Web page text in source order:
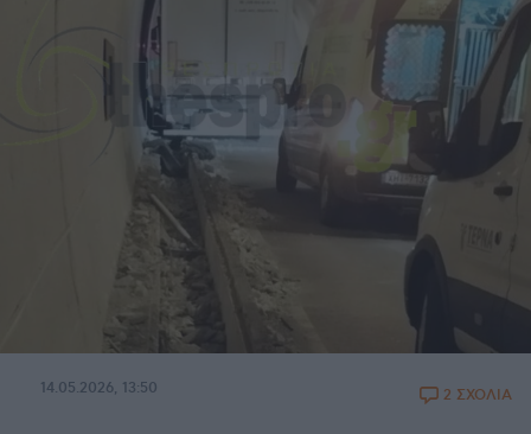
14.05.2026, 13:50 2 ΣΧΟΛΙΑ